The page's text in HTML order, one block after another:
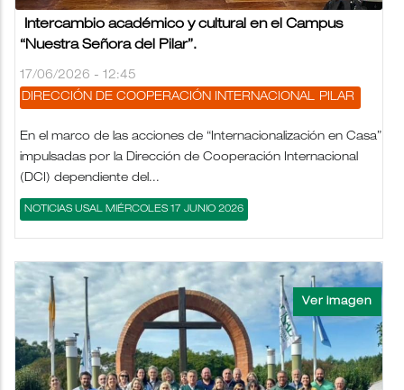
Intercambio académico y cultural en el Campus
“Nuestra Señora del Pilar”.
17/06/2026 - 12:45
DIRECCIÓN DE COOPERACIÓN INTERNACIONAL PILAR
En el marco de las acciones de “Internacionalización en Casa”
impulsadas por la Dirección de Cooperación Internacional
(DCI) dependiente del...
NOTICIAS USAL MIÉRCOLES 17 JUNIO 2026